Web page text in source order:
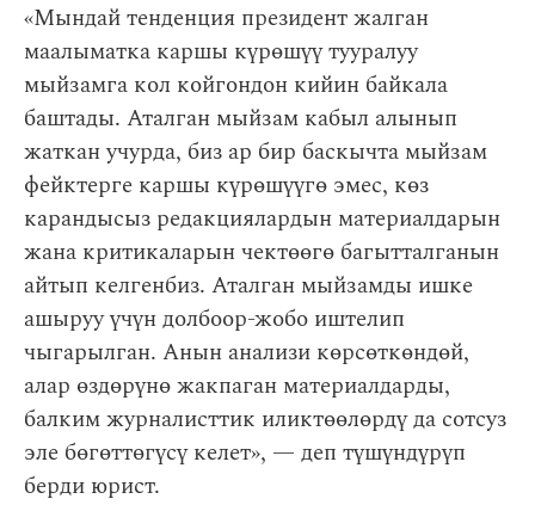
«Мындай тенденция президент жалган
маалыматка каршы күрөшүү тууралуу
мыйзамга кол койгондон кийин байкала
баштады. Аталган мыйзам кабыл алынып
жаткан учурда, биз ар бир баскычта мыйзам
фейктерге каршы күрөшүүгө эмес, көз
карандысыз редакциялардын материалдарын
жана критикаларын чектөөгө багытталганын
айтып келгенбиз. Аталган мыйзамды ишке
ашыруу үчүн долбоор-жобо иштелип
чыгарылган. Анын анализи көрсөткөндөй,
алар өздөрүнө жакпаган материалдарды,
балким журналисттик иликтөөлөрдү да сотсуз
эле бөгөттөгүсү келет», — деп түшүндүрүп
берди юрист.